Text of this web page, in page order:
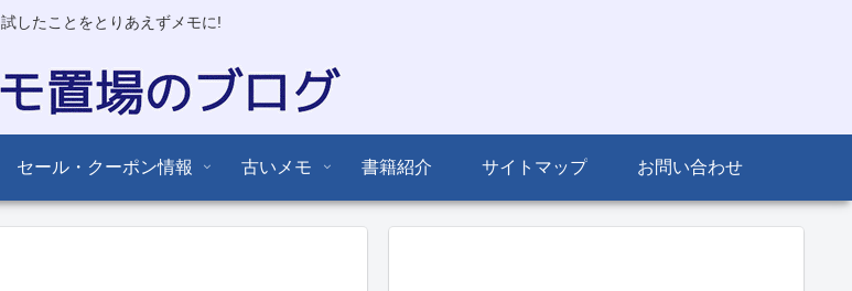
試したことをとりあえずメモに!
セール・クーポン情報 古いメモ 書籍紹介 サイトマップ お問い合わせ